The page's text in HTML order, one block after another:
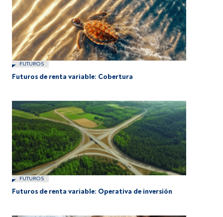
FUTUROS
Futuros de renta variable: Cobertura
FUTUROS
Futuros de renta variable: Operativa de inversión